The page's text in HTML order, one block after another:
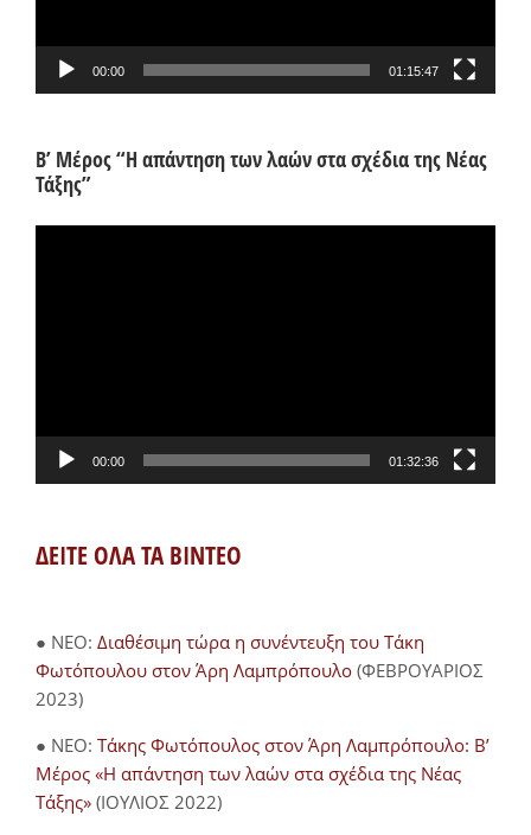
00:00 01:15:47
Β’ Μέρος “Η απάντηση των λαών στα σχέδια της Νέας
Τάξης”
00:00 01:32:36
ΔΕΙΤΕ ΟΛΑ ΤΑ ΒΙΝΤΕΟ
● NEO: Διαθέσιμη τώρα η συνέντευξη του Τάκη
Φωτόπουλου στον Άρη Λαμπρόπουλο (ΦΕΒΡΟΥΑΡΙΟΣ
2023)
● NEO: Τάκης Φωτόπουλος στον Άρη Λαμπρόπουλο: Β’
Μέρος «Η απάντηση των λαών στα σχέδια της Νέας
Τάξης» (ΙΟΥΛΙΟΣ 2022)